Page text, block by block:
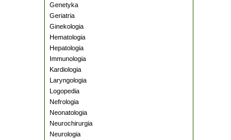
Genetyka
Geriatria
Ginekologia
Hematologia
Hepatologia
Immunologia
Kardiologia
Laryngologia
Logopedia
Nefrologia
Neonatologia
Neurochirurgia
Neurologia